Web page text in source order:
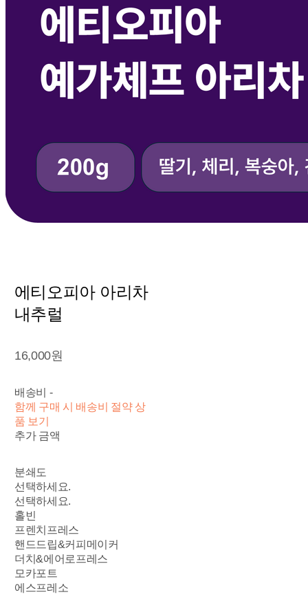
에티오피아 아리차
내추럴
16,000원
배송비 -
함께 구매 시 배송비 절약 상
품 보기
추가 금액
분쇄도
선택하세요.
선택하세요.
홀빈
프렌치프레스
핸드드립&커피메이커
더치&에어로프레스
모카포트
에스프레소